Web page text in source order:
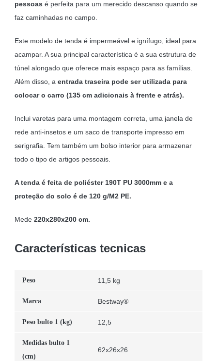
pessoas é perfeita para um merecido descanso quando se
faz caminhadas no campo.
Este modelo de tenda é impermeável e ignífugo, ideal para
acampar. A sua principal característica é a sua estrutura de
túnel alongado que oferece mais espaço para as famílias.
Além disso, a entrada traseira pode ser utilizada para
colocar o carro (135 cm adicionais à frente e atrás).
Inclui varetas para uma montagem correta, uma janela de
rede anti-insetos e um saco de transporte impresso em
serigrafia. Tem também um bolso interior para armazenar
todo o tipo de artigos pessoais.
A tenda é feita de poliéster 190T PU 3000mm e a
proteção do solo é de 120 g/M2 PE.
Mede220x280x200 cm.
Características tecnicas
Peso 11,5 kg
Marca Bestway®
Peso bulto 1 (kg) 12,5
Medidas bulto 1
(cm)
62x26x26